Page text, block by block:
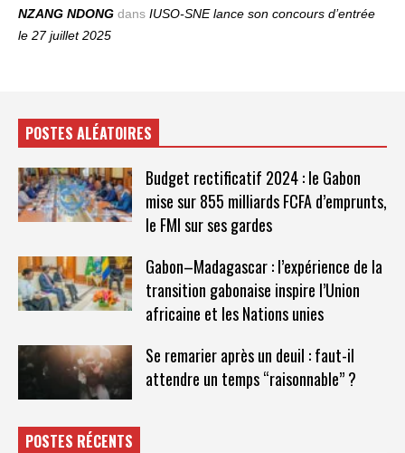
NZANG NDONG dans IUSO‑SNE lance son concours d’entrée
le 27 juillet 2025
POSTES ALÉATOIRES
Budget rectificatif 2024 : le Gabon
mise sur 855 milliards FCFA d’emprunts,
le FMI sur ses gardes
Gabon–Madagascar : l’expérience de la
transition gabonaise inspire l’Union
africaine et les Nations unies
Se remarier après un deuil : faut-il
attendre un temps “raisonnable” ?
POSTES RÉCENTS